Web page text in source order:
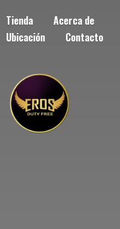
Tienda
Acerca de
Ubicación
Contacto